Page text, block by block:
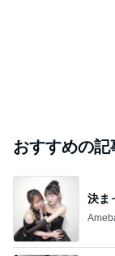
おすすめの記
決ま